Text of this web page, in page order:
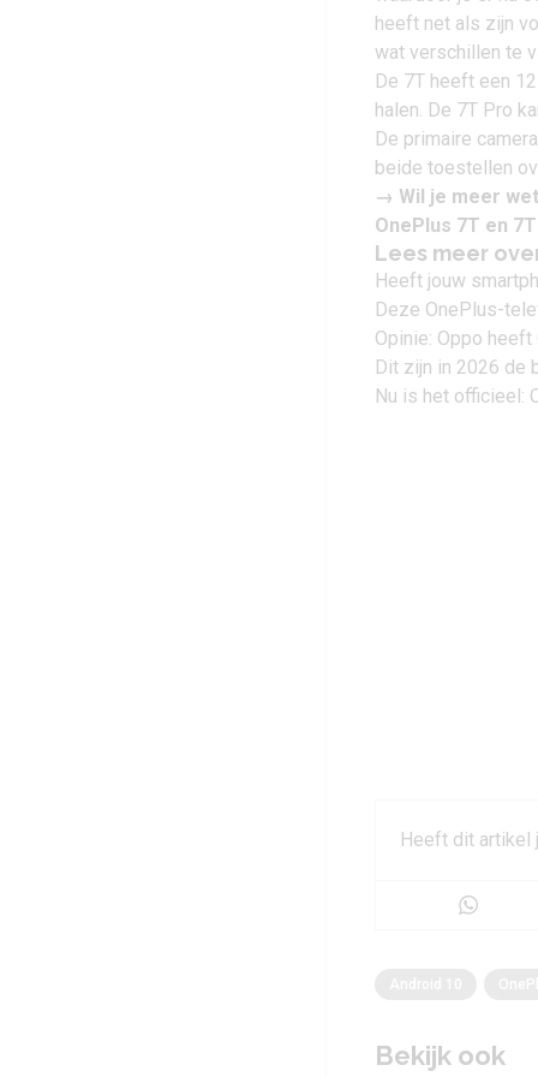
heeft net als zijn
wat verschillen te
De 7T heeft een
halen. De 7T Pro
De primaire
beide toestellen
→ Wil je meer
OnePlus 7T en
Lees meer
Heeft jouw
Deze OnePlus-
Opinie: Oppo
Dit zijn in 2026 de
Nu is het officieel:
Heeft dit artikel
Bekijk ook